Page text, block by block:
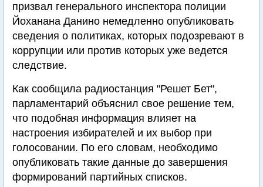
призвал генерального инспектора полиции
Йоханана Данино немедленно опубликовать
сведения о политиках, которых подозревают в
коррупции или против которых уже ведется
следствие.
Как сообщила радиостанция "Решет Бет",
парламентарий объяснил свое решение тем,
что подобная информация влияет на
настроения избирателей и их выбор при
голосовании. По его словам, необходимо
опубликовать такие данные до завершения
формирований партийных списков.